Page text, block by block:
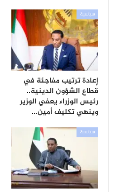
سياسية
إعادة ترتيب مفاجئة في
قطاع الشؤون الدينية..
رئيس الوزراء يعفي الوزير
وينهي تكليف أمين…
سياسية